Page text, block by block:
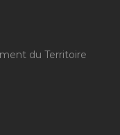
du Territoire